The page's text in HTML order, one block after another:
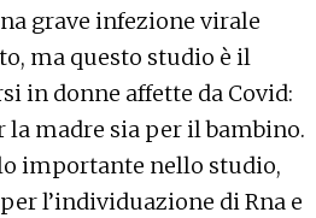
grave infezione virale
ma questo studio è il
in donne affette da Covid:
madre sia per il bambino.
importante nello studio,
l’individuazione di Rna e